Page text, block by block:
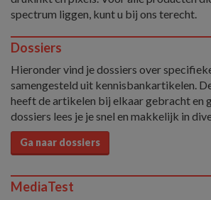
spectrum liggen, kunt u bij ons terecht.
Dossiers
Hieronder vind je dossiers over
samengesteld uit kennisbankartikelen.
heeft de artikelen bij elkaar gebracht en
dossiers lees je je snel en makkelijk in
Ga naar dossiers
MediaTest